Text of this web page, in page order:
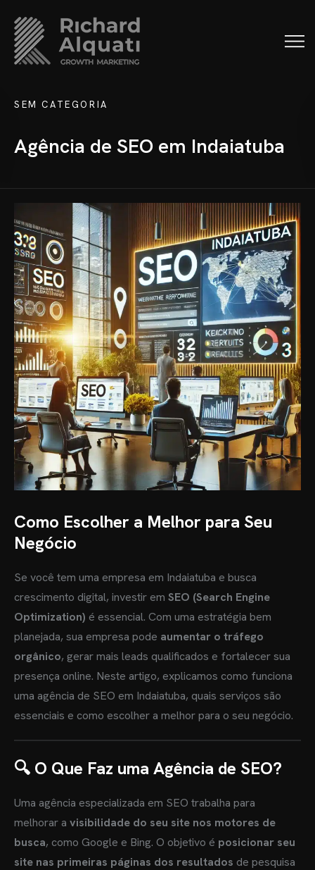
SEM CATEGORIA
Agência de SEO em Indaiatuba
Como Escolher a Melhor para Seu
Negócio
Se você tem uma empresa em Indaiatuba e busca
crescimento digital, investir em SEO (Search Engine
Optimization) é essencial. Com uma estratégia bem
planejada, sua empresa pode aumentar o tráfego
orgânico, gerar mais leads qualificados e fortalecer sua
presença online. Neste artigo, explicamos como funciona
uma agência de SEO em Indaiatuba, quais serviços são
essenciais e como escolher a melhor para o seu negócio.
🔍 O Que Faz uma Agência de SEO?
Uma agência especializada em SEO trabalha para
melhorar a visibilidade do seu site nos motores de
busca, como Google e Bing. O objetivo é posicionar seu
site nas primeiras páginas dos resultados de pesquisa